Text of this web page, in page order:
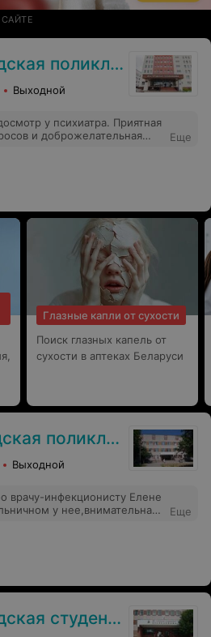
поликлиника
Выходной
Приятная
и доброжелательная
говорят))
Еще
Глазные капли от сухости
Поиск глазных капель от
сухости в аптеках Беларуси
поликлиника
Выходной
инфекционисту Елене
у нее,внимательная
Еще
поликлиника